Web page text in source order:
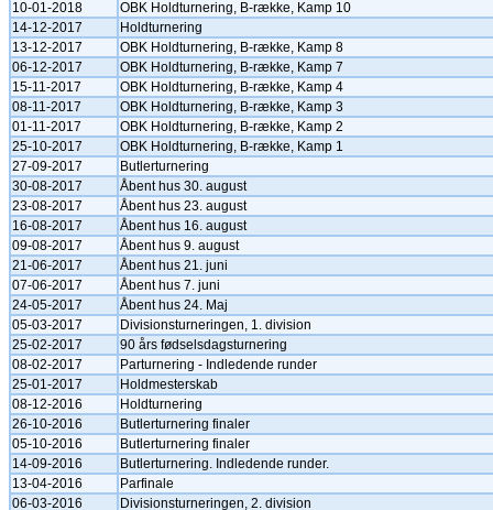
10-01-2018
OBK Holdturnering, B-række, Kamp 10
14-12-2017
Holdturnering
13-12-2017
OBK Holdturnering, B-række, Kamp 8
06-12-2017
OBK Holdturnering, B-række, Kamp 7
15-11-2017
OBK Holdturnering, B-række, Kamp 4
08-11-2017
OBK Holdturnering, B-række, Kamp 3
01-11-2017
OBK Holdturnering, B-række, Kamp 2
25-10-2017
OBK Holdturnering, B-række, Kamp 1
27-09-2017
Butlerturnering
30-08-2017
Åbent hus 30. august
23-08-2017
Åbent hus 23. august
16-08-2017
Åbent hus 16. august
09-08-2017
Åbent hus 9. august
21-06-2017
Åbent hus 21. juni
07-06-2017
Åbent hus 7. juni
24-05-2017
Åbent hus 24. Maj
05-03-2017
Divisionsturneringen, 1. division
25-02-2017
90 års fødselsdagsturnering
08-02-2017
Parturnering - Indledende runder
25-01-2017
Holdmesterskab
08-12-2016
Holdturnering
26-10-2016
Butlerturnering finaler
05-10-2016
Butlerturnering finaler
14-09-2016
Butlerturnering. Indledende runder.
13-04-2016
Parfinale
06-03-2016
Divisionsturneringen, 2. division